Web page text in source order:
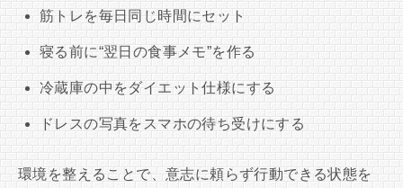
筋トレを毎日同じ時間にセット
寝る前に“翌日の食事メモ”を作る
冷蔵庫の中をダイエット仕様にする
ドレスの写真をスマホの待ち受けにする
環境を整えることで、意志に頼らず行動できる状態を